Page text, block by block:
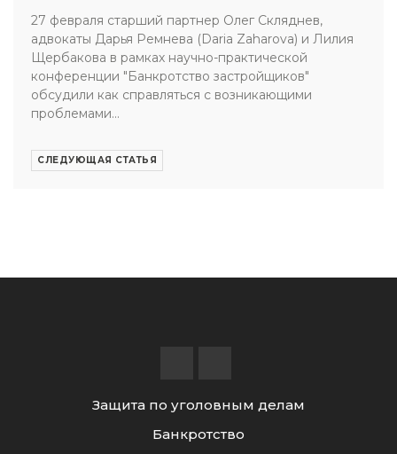
27 февраля старший партнер Олег Скляднев,
адвокаты Дарья Ремнева (Daria Zaharova) и Лилия
Щербакова в рамках научно-практической
конференции "Банкротство застройщиков"
обсудили как справляться с возникающими
проблемами...
СЛЕДУЮЩАЯ СТАТЬЯ
Защита по уголовным делам
Банкротство